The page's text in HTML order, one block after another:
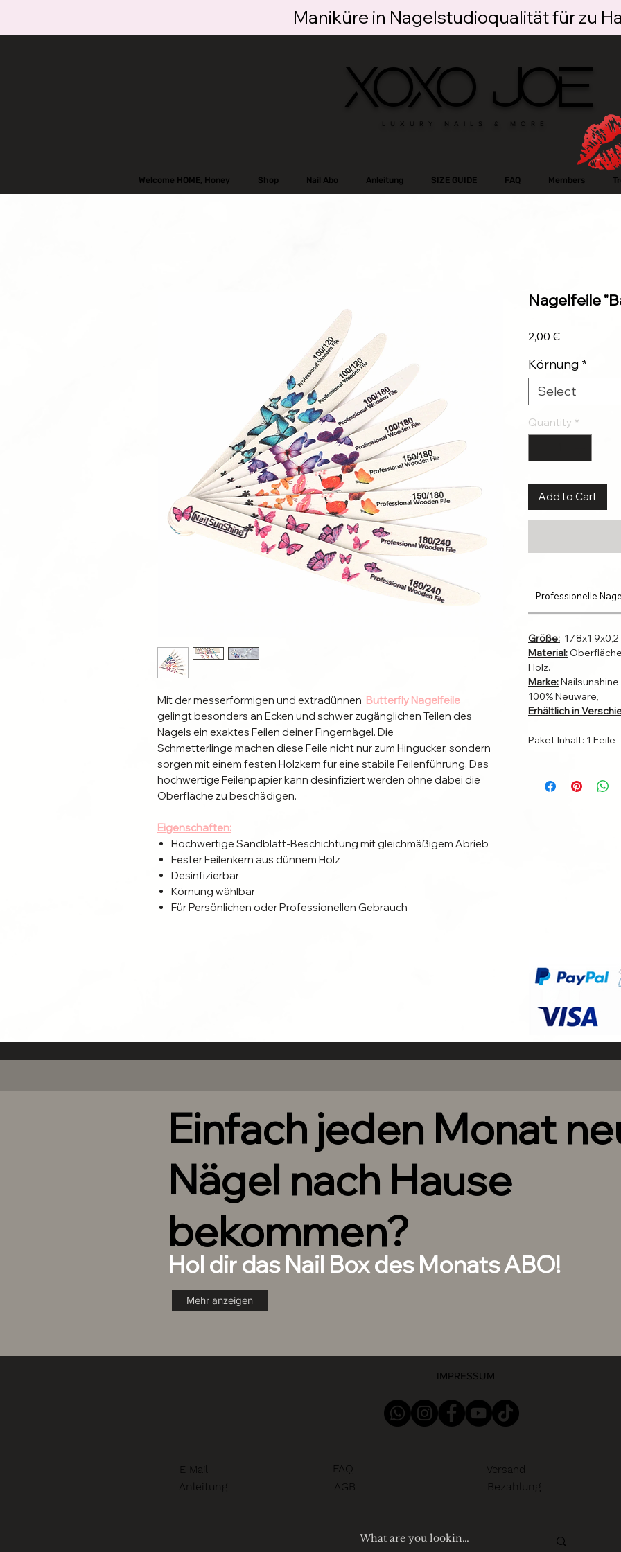
Maniküre in Nagelstudioqualität für zu
XOXO JOE
LUXURY NAILS & MORE
Welcome HOME, Honey Shop Nail Abo Anleitung SIZE GUIDE FAQ Members
Mit der messerförmigen und extradünnen Butterfly Nagelfeile
gelingt besonders an Ecken und schwer zugänglichen Teilen des
Nagels ein exaktes Feilen deiner Fingernägel. Die
Schmetterlinge machen diese Feile nicht nur zum Hingucker, sondern
sorgen mit einem festen Holzkern für eine stabile Feilenführung. Das
hochwertige Feilenpapier kann desinfiziert werden ohne dabei die
Oberfläche zu beschädigen.
Eigenschaften:
Hochwertige Sandblatt-Beschichtung mit gleichmäßigem Abrieb
Fester Feilenkern aus dünnem Holz
Desinfizierbar
Körnung wählbar
Für Persönlichen oder Professionellen Gebrauch
Nagelfeile
2,00 €Price
Körnung *
Select
Quantity *
Add to Cart
Professionelle
Größe:
Material:
Holz.
Marke:Nailsunshine
100% Neuware,
Erhältlich in
Paket Inhalt: 1 Feile
Einfach jeden Monat
Nägel nach Hause
bekommen?
Hol dir das Nail Box des Monats ABO!
Mehr anzeigen
IMPRESSUM
E Mail
Anleitung
FAQ
AGB
Versand
Bezahlung